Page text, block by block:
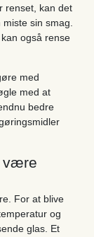
renset, kan det
sin smag.
også rense
med
med at
bedre
være
For at blive
og
glas. Et